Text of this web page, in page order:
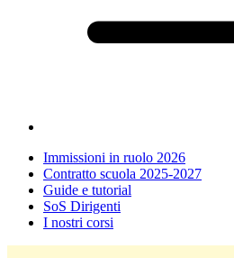
Immissioni in ruolo 2026
Contratto scuola 2025-2027
Guide e tutorial
SoS Dirigenti
I nostri corsi